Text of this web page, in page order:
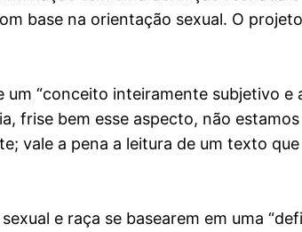
base na orientação sexual. O
“conceito inteiramente subjetivo
frise bem esse aspecto, não
vale a pena a leitura de um texto que
e raça se basearem em uma